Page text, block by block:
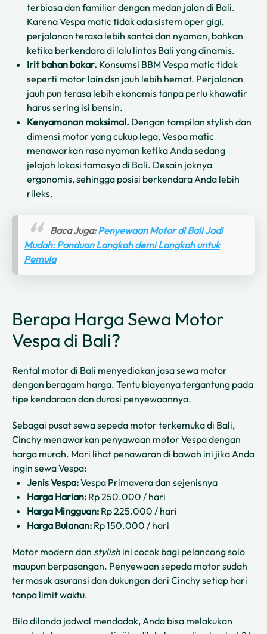
terbiasa dan familiar dengan medan jalan di Bali.
Karena Vespa matic tidak ada sistem oper gigi,
perjalanan terasa lebih santai dan nyaman, bahkan
ketika berkendara di lalu lintas Bali yang dinamis.
Irit bahan bakar. Konsumsi BBM Vespa matic tidak
seperti motor lain dsn jauh lebih hemat. Perjalanan
jauh pun terasa lebih ekonomis tanpa perlu khawatir
harus sering isi bensin.
Kenyamanan maksimal. Dengan tampilan stylish dan
dimensi motor yang cukup lega, Vespa matic
menawarkan rasa nyaman ketika Anda sedang
jelajah lokasi tamasya di Bali. Desain joknya
ergonomis, sehingga posisi berkendara Anda lebih
rileks.
Baca Juga: Penyewaan Motor di Bali Jadi
Mudah: Panduan Langkah demi Langkah untuk
Pemula
Berapa Harga Sewa Motor
Vespa di Bali?
Rental motor di Bali menyediakan jasa sewa motor
dengan beragam harga. Tentu biayanya tergantung pada
tipe kendaraan dan durasi penyewaannya.
Sebagai pusat sewa sepeda motor terkemuka di Bali,
Cinchy menawarkan penyawaan motor Vespa dengan
harga murah. Mari lihat penawaran di bawah ini jika Anda
ingin sewa Vespa:
Jenis Vespa:Vespa Primavera dan sejenisnya
Harga Harian: Rp 250.000 / hari
Harga Mingguan: Rp 225.000 / hari
Harga Bulanan: Rp 150.000 / hari
Motor modern dan stylishini cocok bagi pelancong solo
maupun berpasangan. Penyewaan sepeda motor sudah
termasuk asuransi dan dukungan dari Cinchy setiap hari
tanpa limit waktu.
Bila dilanda jadwal mendadak, Anda bisa melakukan